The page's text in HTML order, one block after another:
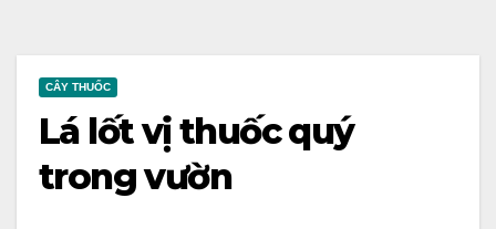
CÂY THUỐC
Lá lốt vị thuốc quý
trong vườn